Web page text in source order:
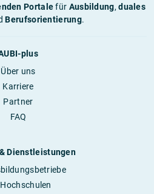
Portalefür Ausbildung,duales
Berufsorientierung.
plus
Über uns
Karriere
Partner
FAQ
Dienstleistungen